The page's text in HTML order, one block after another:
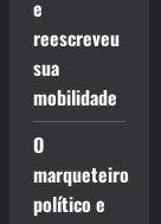
e
reescreveu
sua
mobilidade
O
marqueteiro
político e